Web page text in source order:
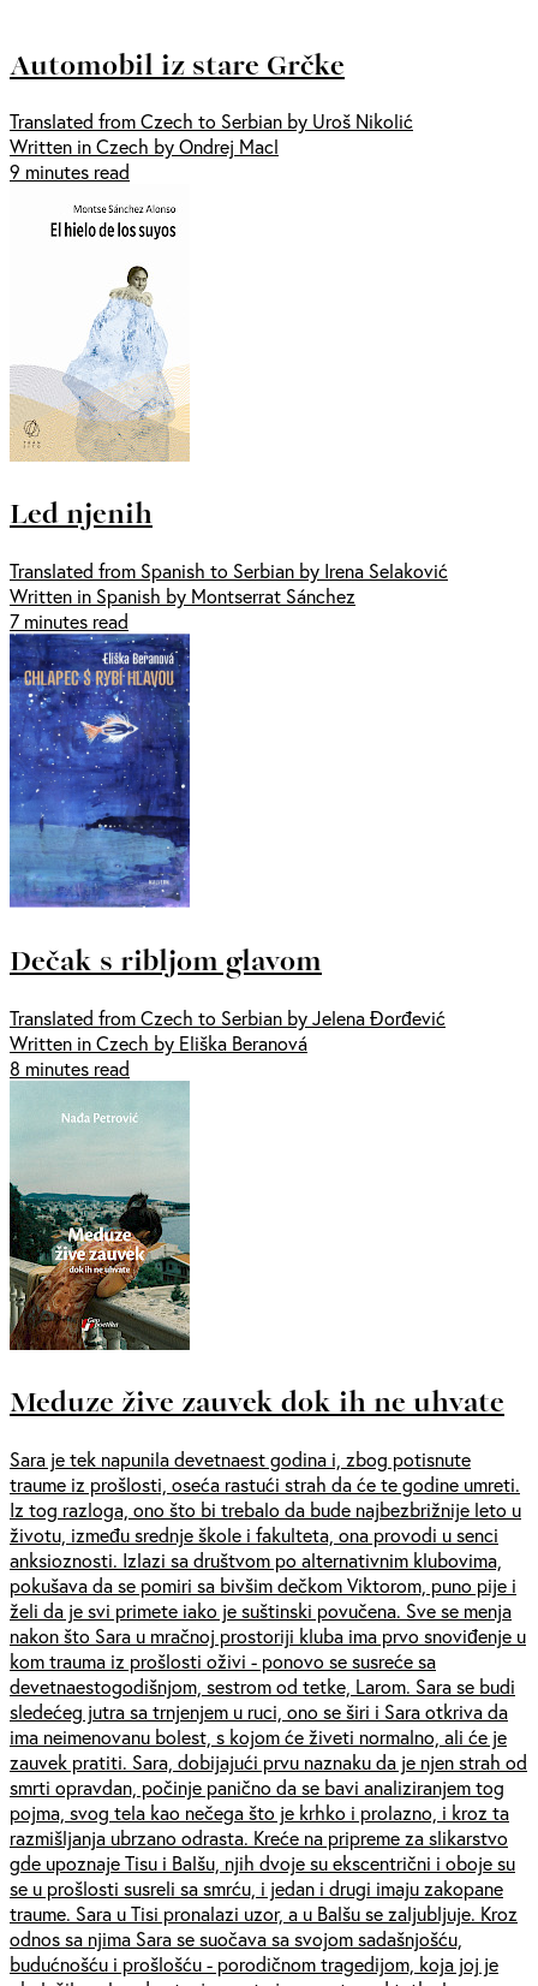
Automobil iz stare Grčke
Translated from Czech to Serbian by Uroš Nikolić
Written in Czech by Ondrej Macl
9 minutes read
Led njenih
Translated from Spanish to Serbian by Irena Selaković
Written in Spanish by Montserrat Sánchez
7 minutes read
Dečak s ribljom glavom
Translated from Czech to Serbian by Jelena Đorđević
Written in Czech by Eliška Beranová
8 minutes read
Meduze žive zauvek dok ih ne uhvate
Sara je tek napunila devetnaest godina i, zbog potisnute
traume iz prošlosti, oseća rastući strah da će te godine umreti.
Iz tog razloga, ono što bi trebalo da bude najbezbrižnije leto u
životu, između srednje škole i fakulteta, ona provodi u senci
anksioznosti. Izlazi sa društvom po alternativnim klubovima,
pokušava da se pomiri sa bivšim dečkom Viktorom, puno pije i
želi da je svi primete iako je suštinski povučena. Sve se menja
nakon što Sara u mračnoj prostoriji kluba ima prvo snoviđenje u
kom trauma iz prošlosti oživi - ponovo se susreće sa
devetnaestogodišnjom, sestrom od tetke, Larom. Sara se budi
sledećeg jutra sa trnjenjem u ruci, ono se širi i Sara otkriva da
ima neimenovanu bolest, s kojom će živeti normalno, ali će je
zauvek pratiti. Sara, dobijajući prvu naznaku da je njen strah od
smrti opravdan, počinje panično da se bavi analiziranjem tog
pojma, svog tela kao nečega što je krhko i prolazno, i kroz ta
razmišljanja ubrzano odrasta. Kreće na pripreme za slikarstvo
gde upoznaje Tisu i Balšu, njih dvoje su ekscentrični i oboje su
se u prošlosti susreli sa smrću, i jedan i drugi imaju zakopane
traume. Sara u Tisi pronalazi uzor, a u Balšu se zaljubljuje. Kroz
odnos sa njima Sara se suočava sa svojom sadašnjošću,
budućnošću i prošlošću - porodičnom tragedijom, koja joj je